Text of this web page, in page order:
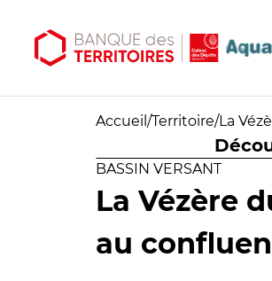
Accueil /Territoire/La
BASSIN VERSANT
La Vézère
au